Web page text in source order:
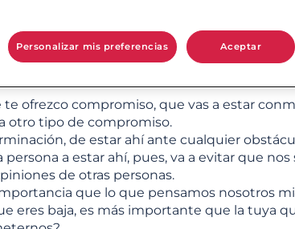
ofrezco compromiso, que vas a estar
otro tipo de compromiso.
de estar ahí ante cualquier
a estar ahí, pues, va a evitar que
de otras personas.
que lo que pensamos nosotros
eres baja, es más importante que la tuya
Personalizar mis preferencias Aceptar